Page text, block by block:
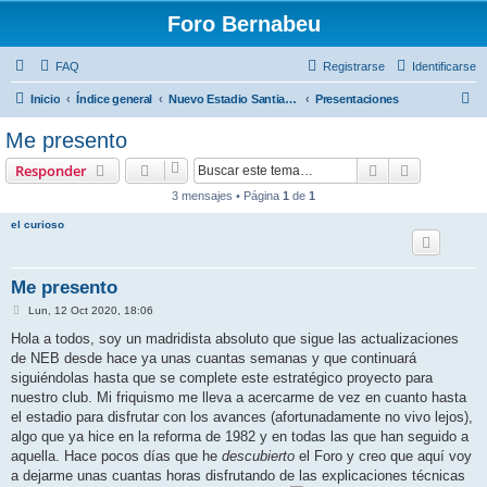
Foro Bernabeu
FAQ Identificarse
Registrarse
Inicio Índice general Nuevo Estadio Santiago Bernabéu Presentaciones
Me presento
Responder Buscar
3 mensajes • Página 1 de 1
el curioso
Me presento
M
n
a
j
e
Lun, 12 Oct 2020, 18:06
Hola a todos, soy un madridista absoluto que sigue las actualizaciones
de NEB desde hace ya unas cuantas semanas y que continuará
siguiéndolas hasta que se complete este estratégico proyecto para
nuestro club. Mi friquismo me lleva a acercarme de vez en cuanto hasta
el estadio para disfrutar con los avances (afortunadamente no vivo lejos),
algo que ya hice en la reforma de 1982 y en todas las que han seguido a
aquella. Hace pocos días que he descubierto el Foro y creo que aquí voy
a dejarme unas cuantas horas disfrutando de las explicaciones técnicas